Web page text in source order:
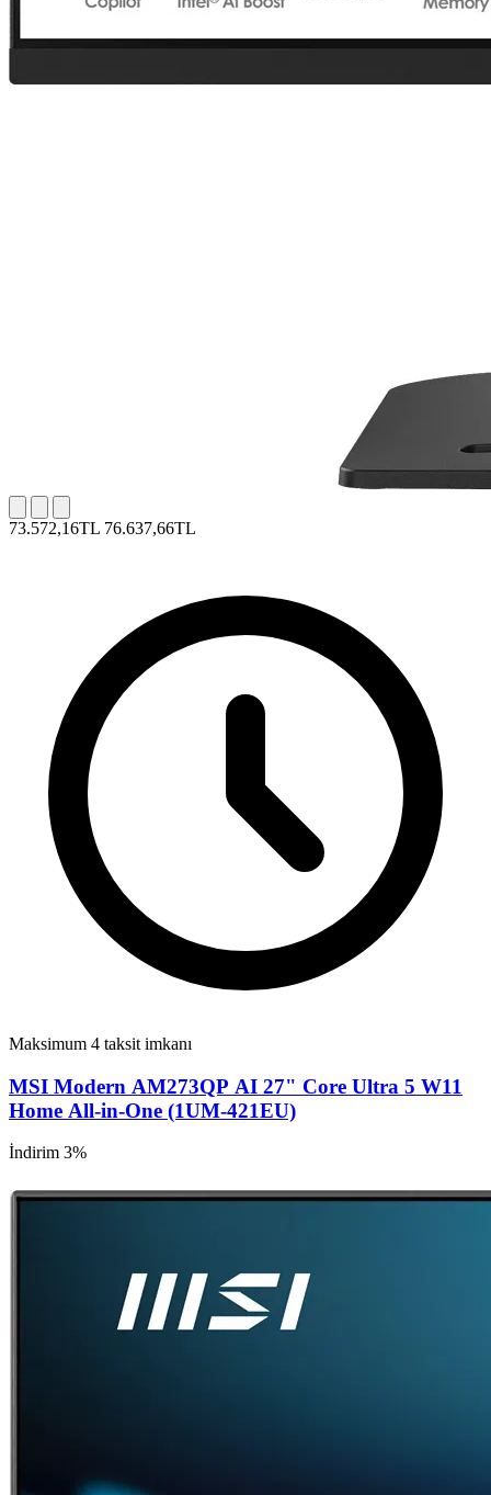
73.572,16TL 76.637,66TL
Maksimum 4 taksit imkanı
MSI Modern AM273QP AI 27" Core Ultra 5 W11
Home All-in-One (1UM-421EU)
İndirim 3%